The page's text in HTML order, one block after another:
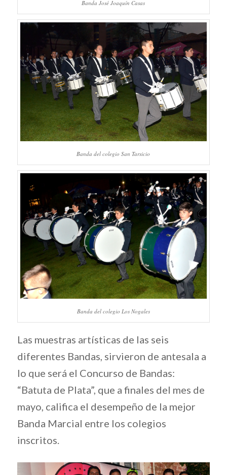
Banda José Joaquín Casas
Banda del colegio San Tarsicio
Banda del colegio Los Nogales
Las muestras artísticas de las seis
diferentes Bandas, sirvieron de antesala a
lo que será el Concurso de Bandas:
“Batuta de Plata”, que a finales del mes de
mayo, califica el desempeño de la mejor
Banda Marcial entre los colegios
inscritos.